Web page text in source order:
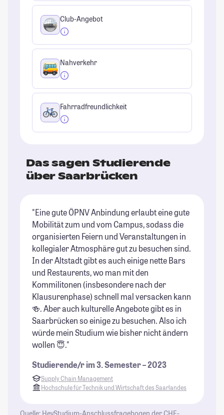
Club-Angebot
Nahverkehr
Fahrradfreundlichkeit
Das sagen Studierende
über Saarbrücken
"Eine gute ÖPNV Anbindung erlaubt eine gute
Mobilität zum und vom Campus, sodass die
organisierten Feiern und Veranstaltungen in
kollegialer Atmosphäre gut zu besuchen sind.
In der Altstadt gibt es auch einige nette Bars
und Restaurents, wo man mit den
Kommilitonen (insbesondere nach der
Klausurenphase) schnell mal versacken kann
🍻. Aber auch kulturelle Angebote gibt es in
Saarbrücken so einige zu besuchen. Also ich
würde mein Studium wie bisher nicht ändern
wollen 😇."
Studierende/r im 3. Semester – 2023
Supply Chain Management
Hochschule für Technik und Wirtschaft des Saarlandes